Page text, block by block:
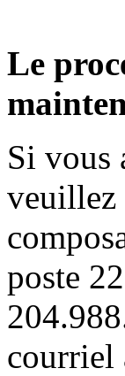
Le
Si vous
veuillez
poste
courriel